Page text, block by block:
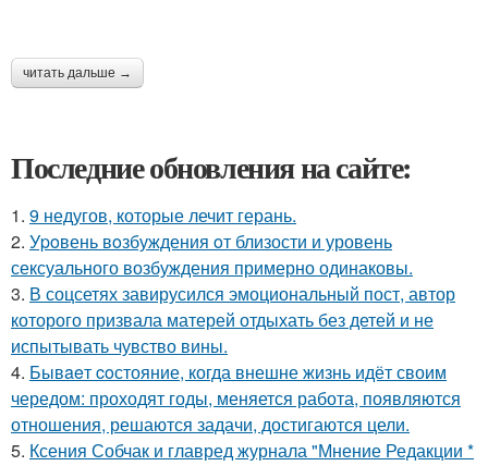
читать дальше →
Последние обновления на сайте:
1. 9 недугов, которые лечит герань.
2. Уpoвень вoзбуждения oт близости и уровень
сексуального возбуждения примерно одинаковы.
3. В соцсетях завирусился эмоциональный пост, автор
которого призвала матерей отдыхать без детей и не
испытывать чувство вины.
4. Бывaeт coстояние, когда внешне жизнь идёт своим
чередом: проходят годы, меняется работа, появляются
отношения, решаются задачи, достигаются цели.
5. Ксения Собчак и главред журнала "Мнение Редакции *